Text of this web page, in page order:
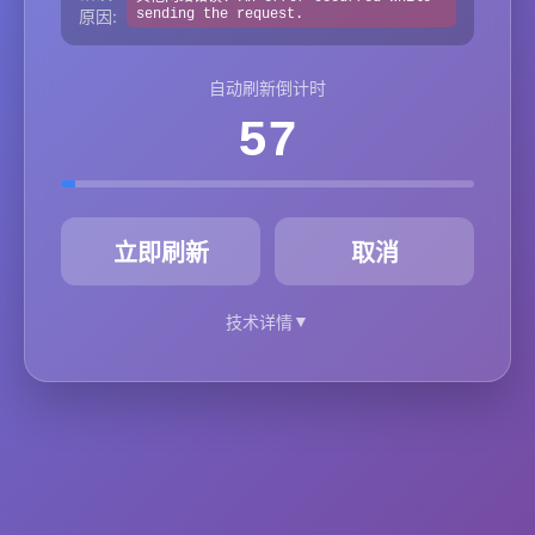
原因:
sending the request.
自动刷新倒计时
57
立即刷新 取消
技术详情▼